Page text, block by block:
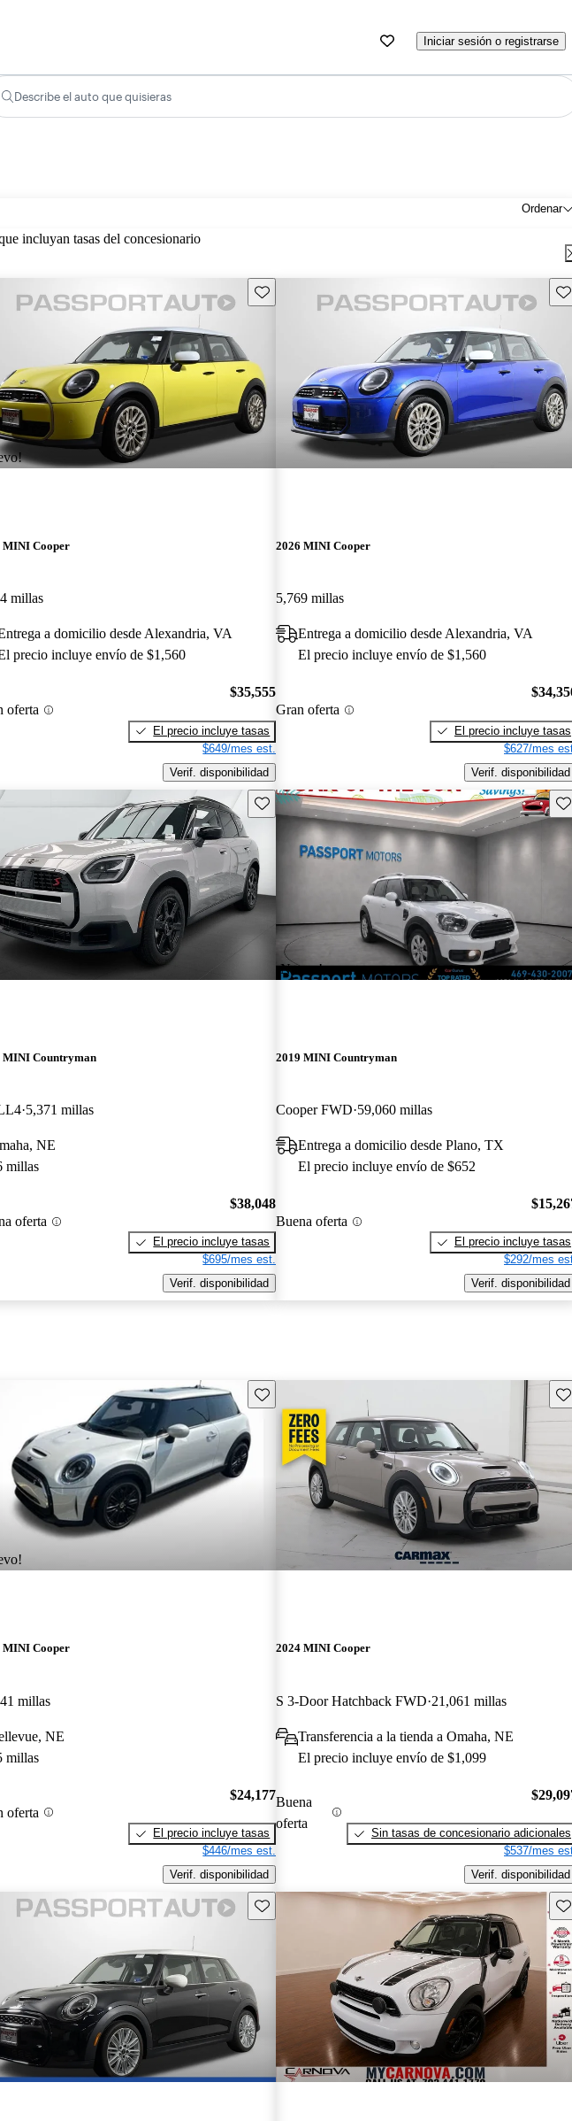
Iniciar sesión o registrarse
Describe el auto que quisieras
Ordenar
incluyan tasas del concesionario
Aviso Guarda este Aviso
MINI Cooper
millas
a domicilio desde Alexandria, VA
precio incluye envío de $1,560
oferta
$35,555
El precio incluye tasas
$649/mes est.
Verif. disponibilidad
2026 MINI Cooper
5,769 millas
Entrega a domicilio desde Alexandria, VA
El precio incluye envío de $1,560
Gran oferta
El precio incluye tasas
$627/mes
Verif. disponibilidad
Aviso Guarda este Aviso
MINI Countryman
5,371 millas
NE
millas
oferta
$38,048
El precio incluye tasas
$695/mes est.
Verif. disponibilidad
¡Nuevo!
2019 MINI Countryman
Cooper FWD 59,060 millas
Entrega a domicilio desde Plano, TX
El precio incluye envío de $652
Buena oferta
El precio incluye tasas
$292/mes
Verif. disponibilidad
Aviso Guarda este Aviso
MINI Cooper
millas
NE
millas
oferta
$24,177
El precio incluye tasas
$446/mes est.
Verif. disponibilidad
2024 MINI Cooper
S 3-Door Hatchback FWD 21,061 millas
Transferencia a la tienda a Omaha, NE
El precio incluye envío de $1,099
Buena
oferta
Sin tasas de concesionario adicionales
$537/mes
Verif. disponibilidad
Aviso Guarda este Aviso